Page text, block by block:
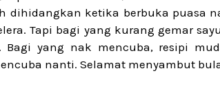
dihidangkan ketika berbuka puasa
Tapi bagi yang kurang gemar
Bagi yang nak mencuba, resipi
nanti. Selamat menyambut